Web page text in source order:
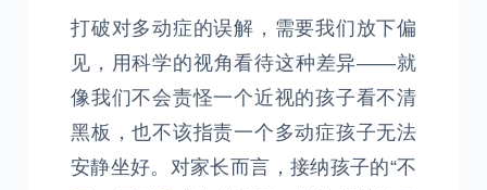
打破对多动症的误解，需要我们放下偏
见，用科学的视角看待这种差异——就
像我们不会责怪一个近视的孩子看不清
黑板，也不该指责一个多动症孩子无法
安静坐好。对家长而言，接纳孩子的“不